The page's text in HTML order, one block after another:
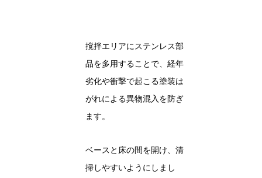
撹拌エリアにステンレス部
品を多用することで、経年
劣化や衝撃で起こる塗装は
がれによる異物混入を防ぎ
ます。
ベースと床の間を開け、清
掃しやすいようにしまし